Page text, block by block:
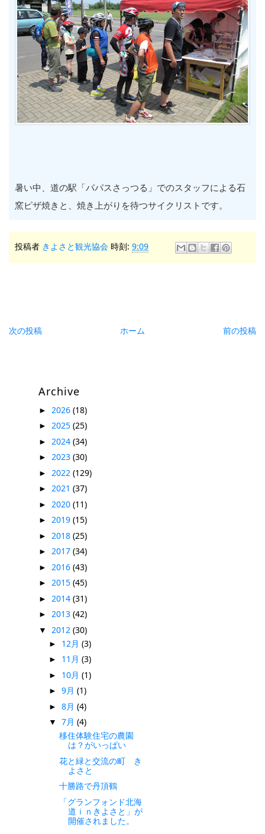
暑い中、道の駅「パパスさっつる」でのスタッフによる石
窯ピザ焼きと、焼き上がりを待つサイクリストです。
投稿者 きよさと観光協会 時刻: 9:09
次の投稿 前の投稿
ホーム
Archive
► 2026 (18)
► 2025 (25)
► 2024 (34)
► 2023 (30)
► 2022 (129)
► 2021 (37)
► 2020 (11)
► 2019 (15)
► 2018 (25)
► 2017 (34)
► 2016 (43)
► 2015 (45)
► 2014 (31)
► 2013 (42)
▼ 2012 (30)
► 12月 (3)
► 11月 (3)
► 10月 (1)
► 9月 (1)
► 8月 (4)
▼ 7月 (4)
移住体験住宅の農園
は？がいっぱい
花と緑と交流の町 き
よさと
十勝路で丹頂鶴
「グランフォンド北海
道ｉｎきよさと」が
開催されました。